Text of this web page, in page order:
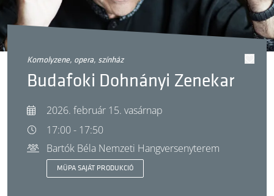
komolyzene, opera, színház
Budafoki Dohnányi Zenekar
2026. február 15. vasárnap
17:00 - 17:50
Bartók Béla Nemzeti Hangversenyterem
MÜPA SAJÁT PRODUKCIÓ